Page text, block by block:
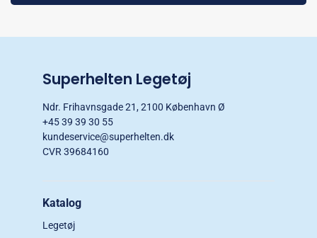
Superhelten Legetøj
Ndr. Frihavnsgade 21, 2100 København Ø
+45 39 39 30 55
kundeservice@superhelten.dk
CVR 39684160
Katalog
Legetøj